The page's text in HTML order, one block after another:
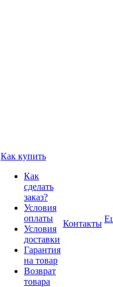
Как купить
Как
сделать
заказ?
Условия
оплаты
Условия
доставки
Гарантия
на товар
Возврат
товара
Контакты